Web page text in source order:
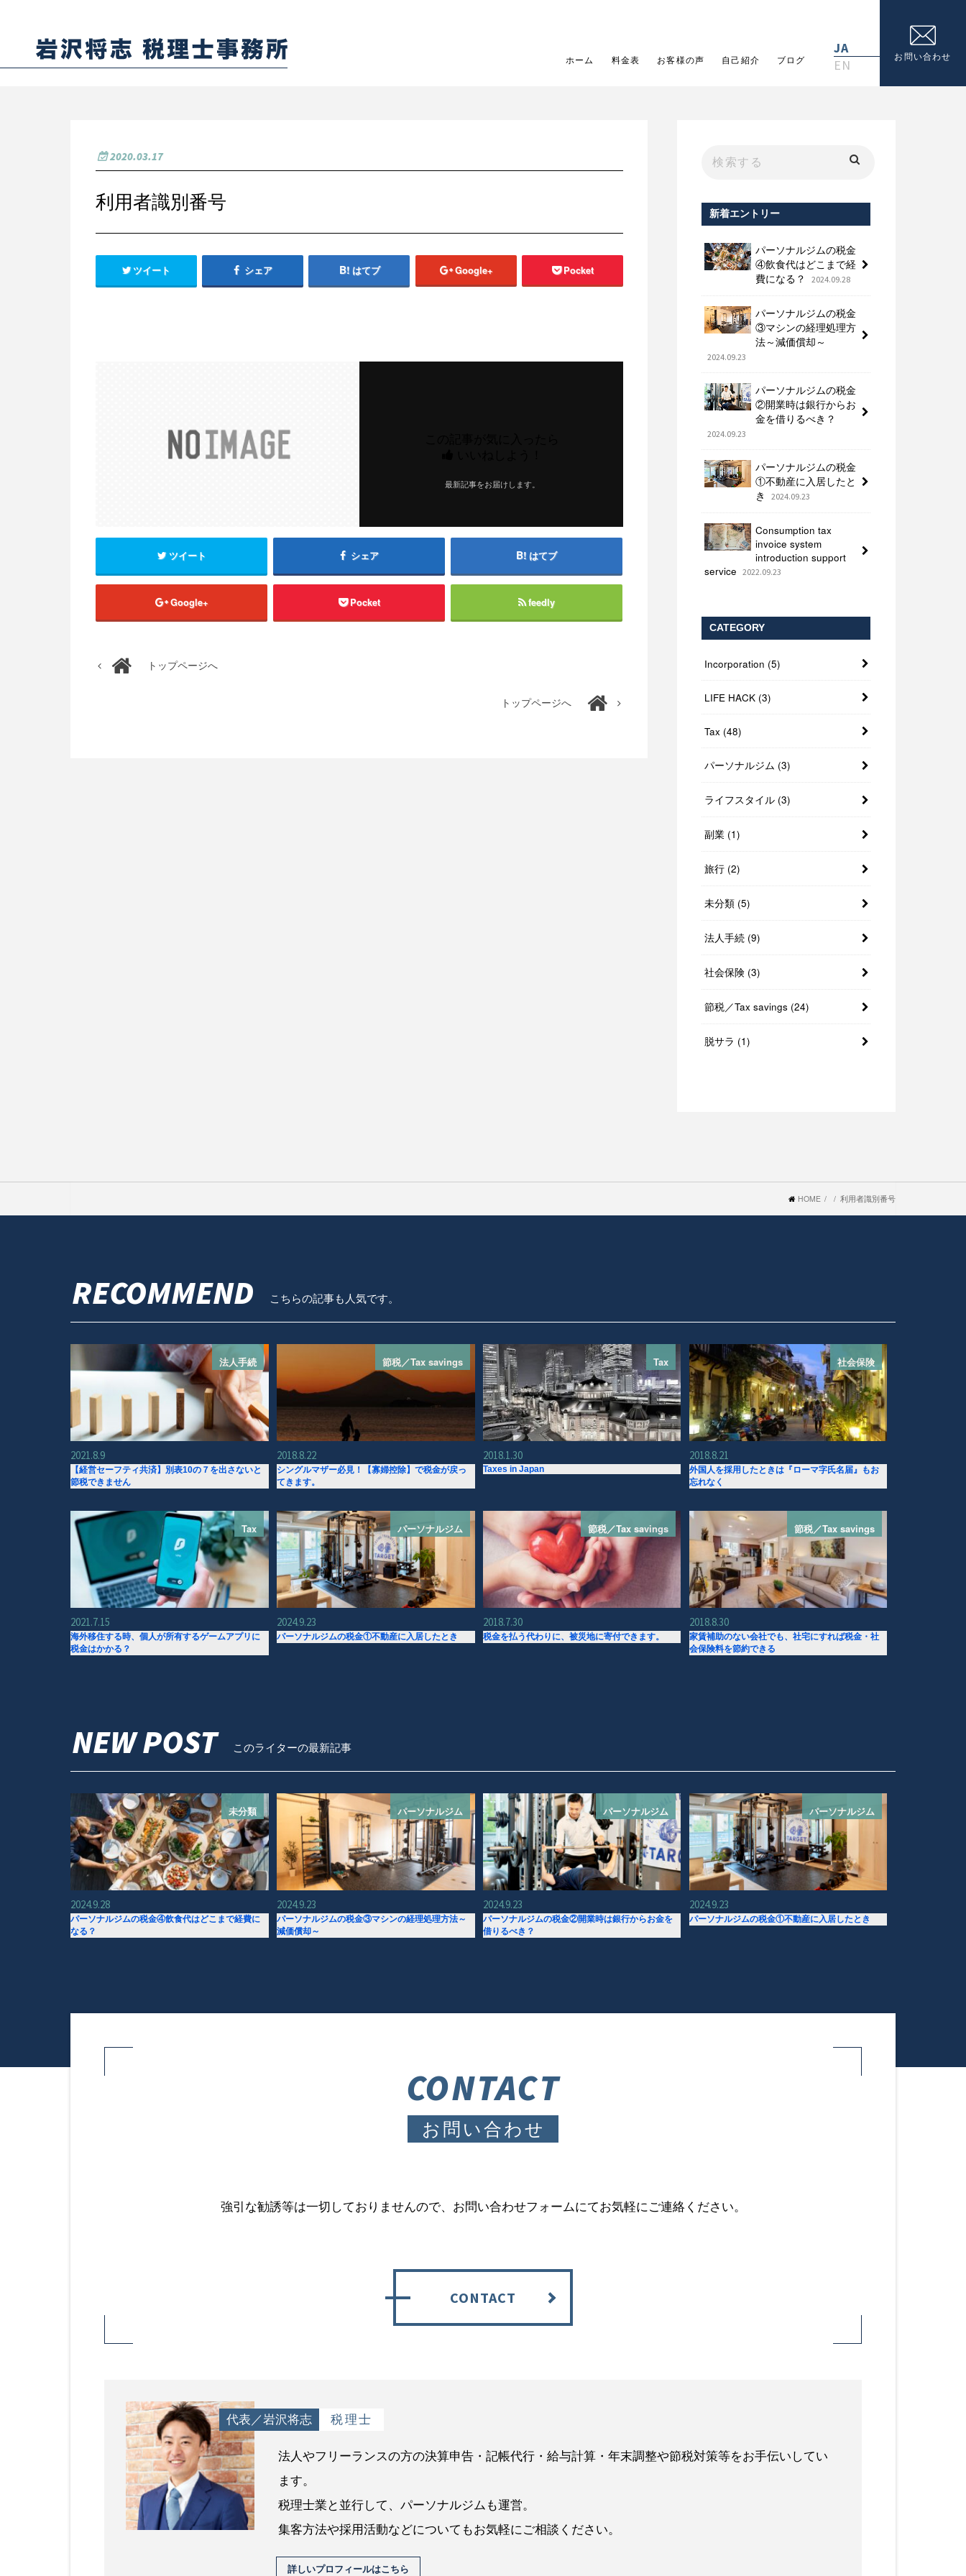
ホーム 料金表 お客様の声 自己紹介 ブログ
JA
EN
お問い合わせ
2020.03.17
利用者識別番号
ツイート シェア はてブ Google+ Pocket
最新記事をお届けします。
ツイート シェア はてブ
Google+ Pocket feedly
トップページへ
トップページへ
新着エントリー
パーソナルジムの税金
④飲食代はどこまで経
費になる？
2024.09.28
パーソナルジムの税金
③マシンの経理処理方
法～減価償却～
2024.09.23
パーソナルジムの税金
②開業時は銀行からお
金を借りるべき？
2024.09.23
パーソナルジムの税金
①不動産に入居したと
き
2024.09.23
Consumption tax
invoice system
introduction support
service 2022.09.23
CATEGORY
Incorporation (5)
LIFE HACK (3)
Tax (48)
パーソナルジム (3)
ライフスタイル (3)
副業 (1)
旅行 (2)
未分類 (5)
法人手続 (9)
社会保険 (3)
節税／Tax savings (24)
脱サラ (1)
HOME 利用者識別番号
RECOMMEND こちらの記事も人気です。
法人手続
2021.8.9
【経営セーフティ共済】別表10の７を出さないと
節税できません
節税／Tax savings
2018.8.22
シングルマザー必見！【寡婦控除】で税金が戻っ
てきます。
Tax
2018.1.30
Taxes in Japan
社会保険
2018.8.21
外国人を採用したときは『ローマ字氏名届』もお
忘れなく
Tax
2021.7.15
海外移住する時、個人が所有するゲームアプリに
税金はかかる？
パーソナルジム
2024.9.23
パーソナルジムの税金①不動産に入居したとき
節税／Tax savings
2018.7.30
税金を払う代わりに、被災地に寄付できます。
節税／Tax savings
2018.8.30
家賃補助のない会社でも、社宅にすれば税金・社
会保険料を節約できる
NEW POST このライターの最新記事
未分類
2024.9.28
パーソナルジムの税金④飲食代はどこまで経費に
なる？
パーソナルジム
2024.9.23
パーソナルジムの税金③マシンの経理処理方法～
減価償却～
パーソナルジム
2024.9.23
パーソナルジムの税金②開業時は銀行からお金を
借りるべき？
パーソナルジム
2024.9.23
パーソナルジムの税金①不動産に入居したとき
CONTACT
お問い合わせ
強引な勧誘等は一切しておりませんので、お問い合わせフォームにてお気軽にご連絡ください。
CONTACT
代表／岩沢将志 税理士
法人やフリーランスの方の決算申告・記帳代行・給与計算・年末調整や節税対策等をお手伝いしてい
ます。
税理士業と並行して、パーソナルジムも運営。
集客方法や採用活動などについてもお気軽にご相談ください。
詳しいプロフィールはこちら